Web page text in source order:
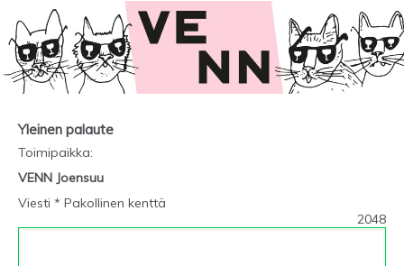
Yleinen palaute
Toimipaikka:
VENN Joensuu
Viesti * Pakollinen kenttä
2048